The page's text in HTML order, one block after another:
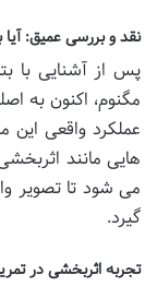
نقد و بررسی عمیق: آیا
پس از آشنایی با
مگنوم، اکنون به
عملکرد واقعی
هایی مانند
می شود تا تصویر
گیرد.
تجربه اثربخشی در